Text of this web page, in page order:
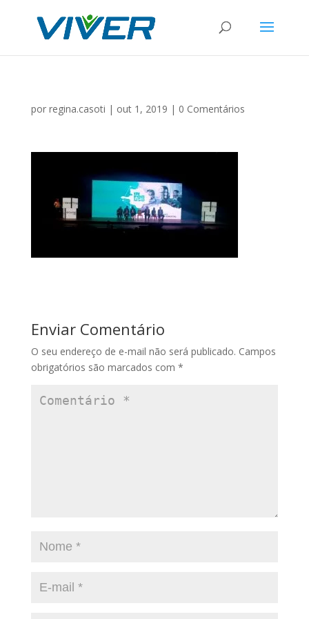
por regina.casoti | out 1, 2019 | 0 Comentários
Enviar Comentário
O seu endereço de e-mail não será publicado. Campos
obrigatórios são marcados com *